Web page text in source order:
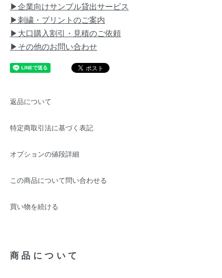
▶企業向けサンプル貸出サービス
▶刺繍・プリントのご案内
▶大口購入割引・見積のご依頼
▶その他のお問い合わせ
返品について
特定商取引法に基づく表記
オプションの値段詳細
この商品について問い合わせる
買い物を続ける
商品について